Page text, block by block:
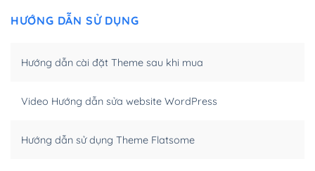
hóa nội dung cho SEO.
Khi bạn dùng WordPress để thiết kế web thì trang web
HƯỚNG DẪN SỬ DỤNG
Hướng dẫn cài đặt Theme sau khi mua
Video Hướng dẫn sửa website WordPress
Hướng dẫn sử dụng Theme Flatsome